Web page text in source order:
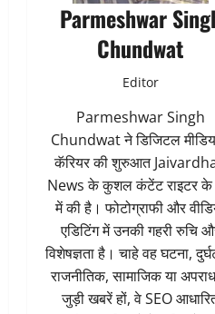
Parmeshwar
Chundwat
Editor
Parmeshwar Singh
Chundwat ने डिजिटल
कॅरियर की शुरुआत
News के कुशल कंटेंट राइटर
में की है। फोटोग्राफी और
एडिटिंग में उनकी गहरी रुचि
विशेषज्ञता है। चाहे वह घटना,
राजनीतिक, सामाजिक या
जुड़ी खबरें हों, वे SEO